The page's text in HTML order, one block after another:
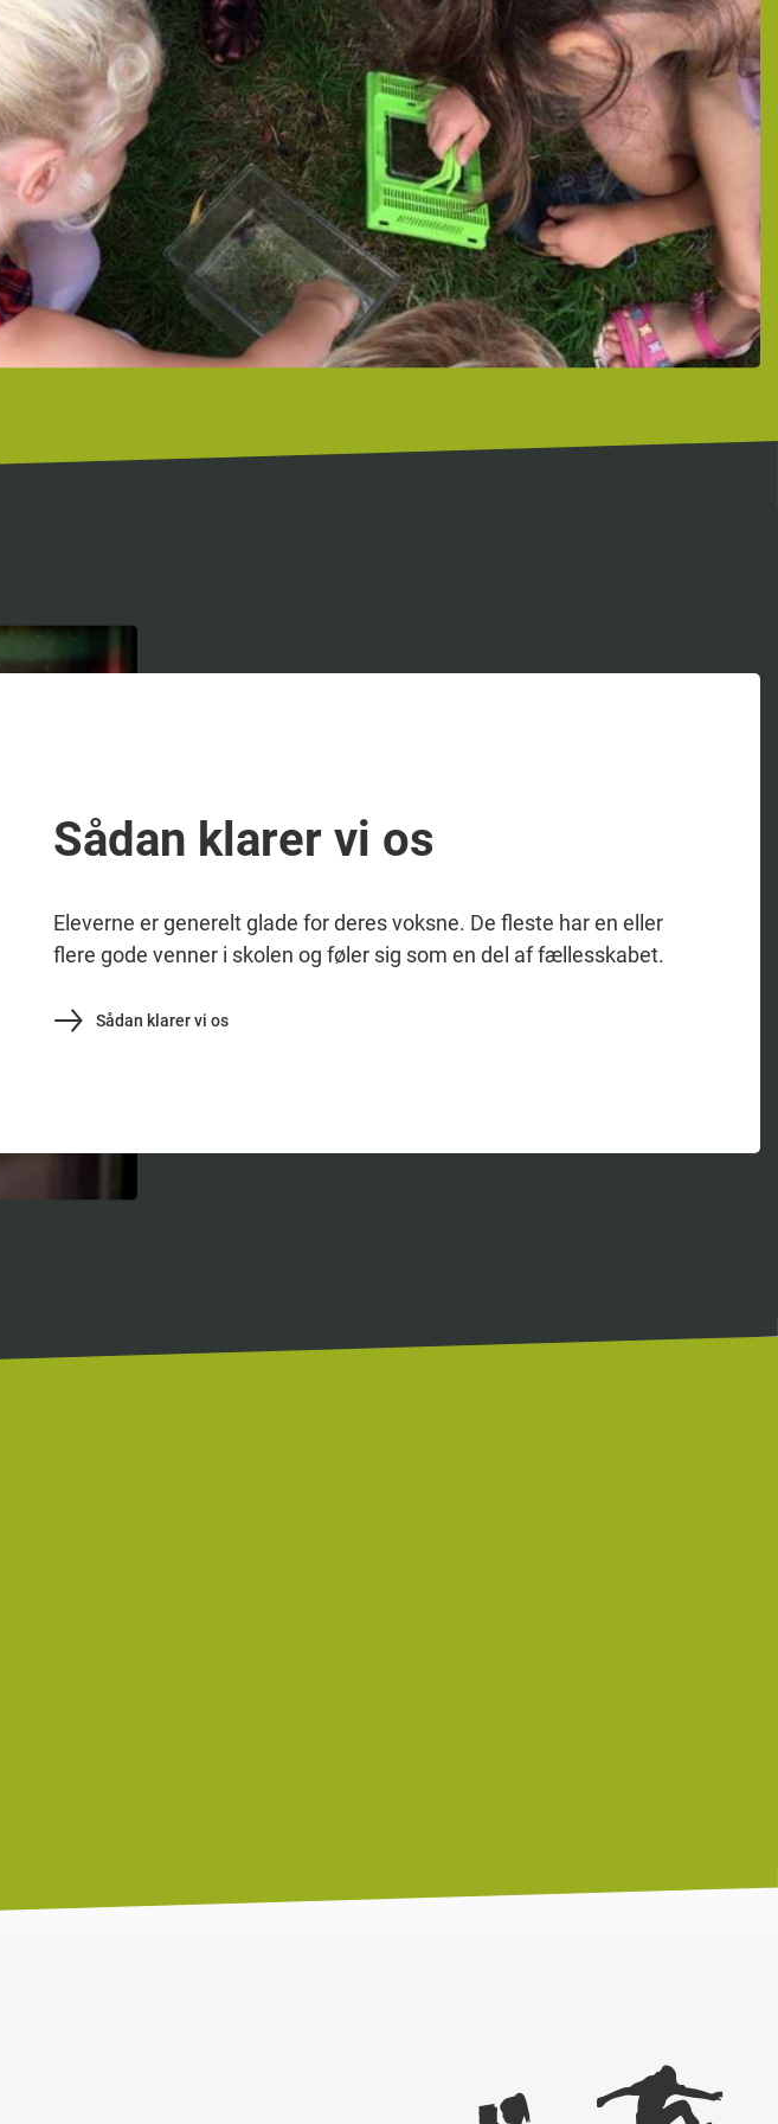
Sådan klarer vi os
Eleverne er generelt glade for deres voksne. De fleste har en eller
flere gode venner i skolen og føler sig som en del af fællesskabet.
Sådan klarer vi os